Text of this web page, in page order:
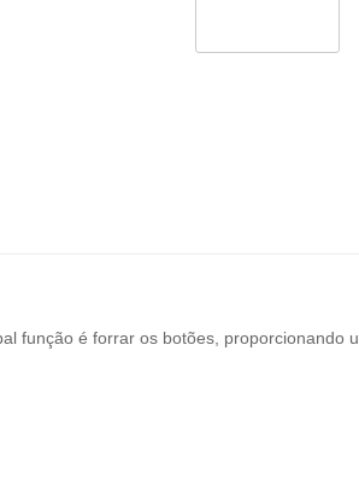
função é forrar os botões, proporcionando